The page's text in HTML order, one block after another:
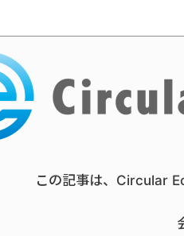
この記事は、Circular